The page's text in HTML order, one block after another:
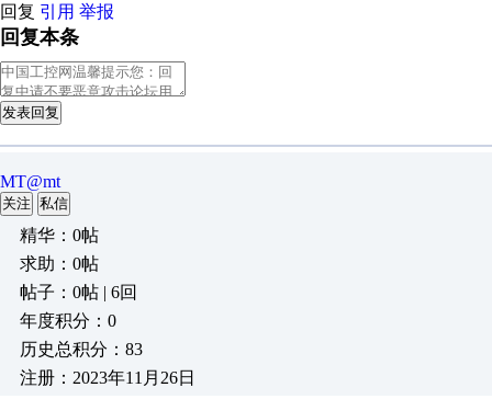
回复 引用 举报
回复本条
发表回复
MT@mt
关注 私信
精华：0帖
求助：0帖
帖子：0帖 | 6回
年度积分：0
历史总积分：83
注册：2023年11月26日